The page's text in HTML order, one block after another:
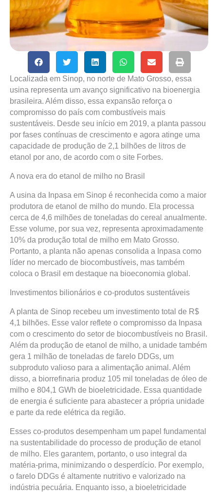
Localizada em Sinop, no norte de Mato Grosso, essa
usina representa um avanço significativo na bioenergia
brasileira. Além disso, essa expansão reforça o
compromisso do país com combustíveis mais
sustentáveis. Desde seu início em 2019, a planta passou
por fases contínuas de crescimento e agora atinge uma
capacidade de produção de 2,1 bilhões de litros de
etanol por ano, de acordo com o site Forbes.
A nova era do etanol de milho no Brasil
A usina da Inpasa em Sinop é reconhecida como a maior
produtora de etanol de milho do mundo. Ela processa
cerca de 4,6 milhões de toneladas do cereal anualmente.
Esse volume, por sua vez, representa aproximadamente
10% da produção total de milho em Mato Grosso.
Portanto, a planta não apenas consolida a Inpasa como
líder no mercado de biocombustíveis, mas também
coloca o Brasil em destaque na bioeconomia global.
Investimentos bilionários e co-produtos sustentáveis
A planta de Sinop recebeu um investimento total de R$
4,1 bilhões. Esse valor reflete o compromisso da Inpasa
com o crescimento do setor de biocombustíveis no Brasil.
Além da produção de etanol de milho, a unidade também
gera 1 milhão de toneladas de farelo DDGs, um
subproduto valioso para a alimentação animal. Além
disso, a biorrefinaria produz 105 mil toneladas de óleo de
milho e 804,1 GWh de bioeletricidade. Essa quantidade
de energia é suficiente para abastecer a própria unidade
e parte da rede elétrica da região.
Esses co-produtos desempenham um papel fundamental
na sustentabilidade do processo de produção de etanol
de milho. Eles garantem, portanto, o uso integral da
matéria-prima, minimizando o desperdício. Por exemplo,
o farelo DDGs é altamente nutritivo e valorizado na
indústria pecuária. Enquanto isso, a bioeletricidade